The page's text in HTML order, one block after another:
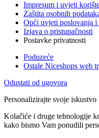
Impresum i uvjeti
Zaštita osobnih
Opći uvjeti poslovanja i
Izjava o pristupačnosti
Postavke privatnosti
Poduzeće
Ostale Niceshops web
Odustati od ugovora
Personalizirajte svoje iskustvo
Kolačiće i druge tehnologije
kako bismo Vam ponudili